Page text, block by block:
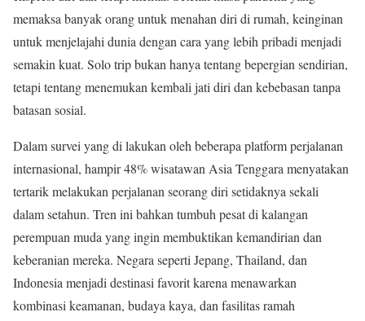
memaksa banyak orang untuk menahan diri di rumah, keinginan
untuk menjelajahi dunia dengan cara yang lebih pribadi menjadi
semakin kuat. Solo trip bukan hanya tentang bepergian sendirian,
tetapi tentang menemukan kembali jati diri dan kebebasan tanpa
batasan sosial.
Dalam survei yang di lakukan oleh beberapa platform perjalanan
internasional, hampir 48% wisatawan Asia Tenggara menyatakan
tertarik melakukan perjalanan seorang diri setidaknya sekali
dalam setahun. Tren ini bahkan tumbuh pesat di kalangan
perempuan muda yang ingin membuktikan kemandirian dan
keberanian mereka. Negara seperti Jepang, Thailand, dan
Indonesia menjadi destinasi favorit karena menawarkan
kombinasi keamanan, budaya kaya, dan fasilitas ramah